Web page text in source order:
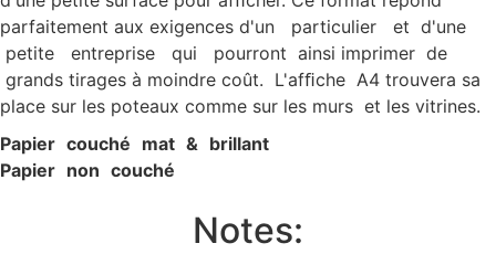
parfaitement aux exigences d'un particulier et d'une
petite entreprise qui pourront ainsi imprimer de
grands tirages à moindre coût. L'afﬁche A4 trouvera sa
place sur les poteaux comme sur les murs et les vitrines.
Papier couché mat & brillant
Papier non couché
Notes: